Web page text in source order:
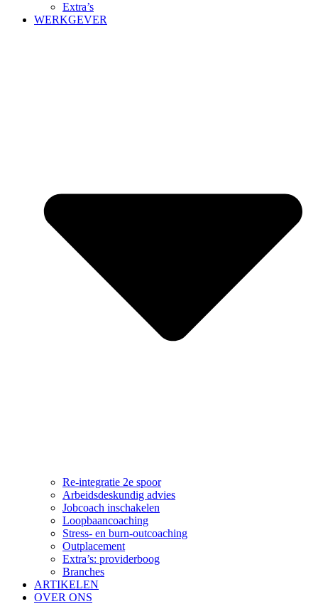
Extra’s
WERKGEVER
Re-integratie 2e spoor
Arbeidsdeskundig advies
Jobcoach inschakelen
Loopbaancoaching
Stress- en burn-outcoaching
Outplacement
Extra’s: providerboog
Branches
ARTIKELEN
OVER ONS